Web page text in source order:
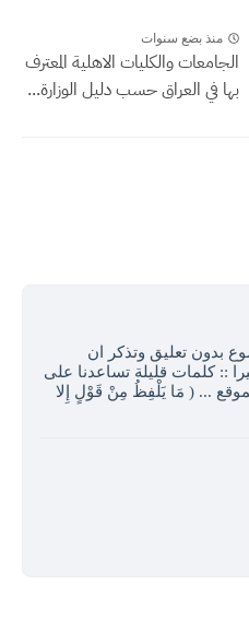
منذ بضع سنوات
الجامعات والكليات الاهلية المعترف
بها في العراق حسب دليل الوزارة...
بدون تعليق وتذكر ان
:: كلمات قليلة تساعدنا على
... ( مَا يَلْفِظُ مِنْ قَوْلٍ إِلا